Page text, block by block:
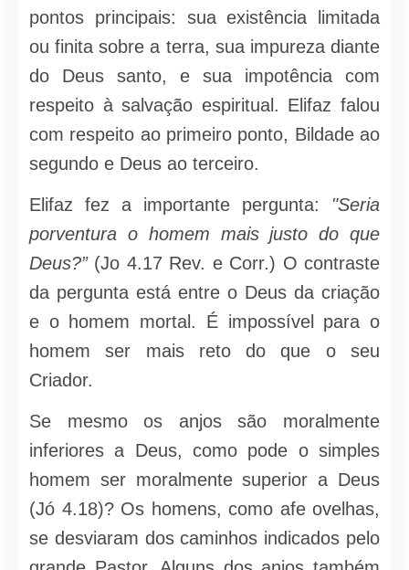
pontos principais: sua existên­cia limitada
ou finita sobre a terra, sua impureza diante
do Deus santo, e sua impotência com
respeito à salvação espiritual. Elifaz falou
com respeito ao primeiro ponto, Bildade ao
segundo e Deus ao terceiro.
Elifaz fez a importante pergunta: "Seria
porventura o homem mais justo do que
Deus?”(Jo 4.17 Rev. e Corr.) O contraste
da pergunta está entre o Deus da criação
e o homem mortal. É impossível para o
homem ser mais reto do que o seu
Criador.
Se mesmo os anjos são moralmente
inferiores a Deus, como pode o simples
homem ser moralmente superior a Deus
(Jó 4.18)? Os homens, como afe ovelhas,
se desviaram dos caminhos indicados pelo